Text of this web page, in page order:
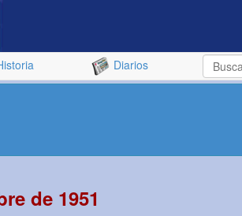
Diarios
de 1951